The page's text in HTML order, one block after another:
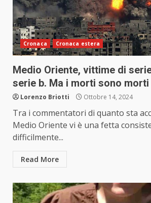
Cronaca Cronaca estera
Medio Oriente, vittime di
serie b. Ma i morti sono morti
Lorenzo Briotti Ottobre 14, 2024
Tra i commentatori di quanto sta
Medio Oriente vi è una fetta
difficilmente...
Read More